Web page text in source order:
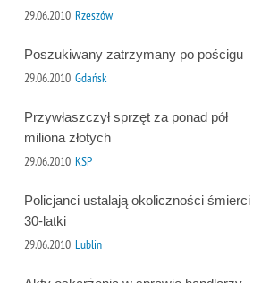
29.06.2010 Rzeszów
Poszukiwany zatrzymany po pościgu
29.06.2010 Gdańsk
Przywłaszczył sprzęt za ponad pół
miliona złotych
29.06.2010 KSP
Policjanci ustalają okoliczności śmierci
30-latki
29.06.2010 Lublin